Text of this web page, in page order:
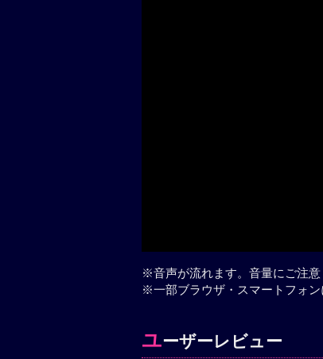
※音声が流れます。音量にご注意
※一部ブラウザ・スマートフォン
ユーザーレビュー